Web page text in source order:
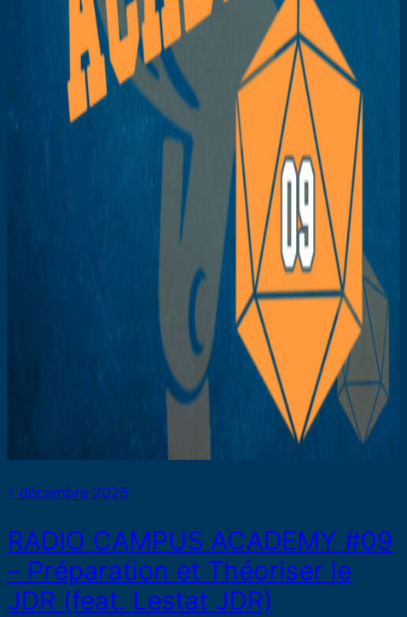
1 décembre 2025
RADIO CAMPUS ACADEMY #09
– Préparation et Théoriser le
JDR (feat. Lestat JDR)